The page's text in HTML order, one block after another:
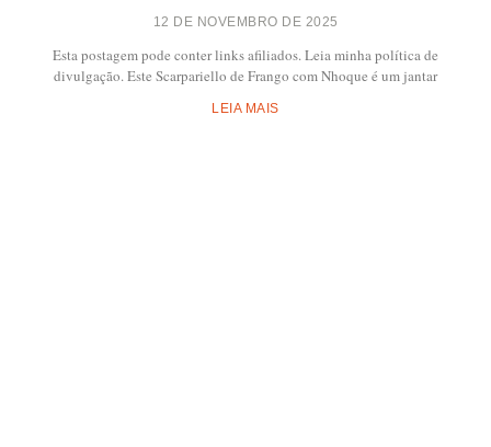
12 DE NOVEMBRO DE 2025
Esta postagem pode conter links afiliados. Leia minha política de
divulgação. Este Scarpariello de Frango com Nhoque é um jantar
LEIA MAIS